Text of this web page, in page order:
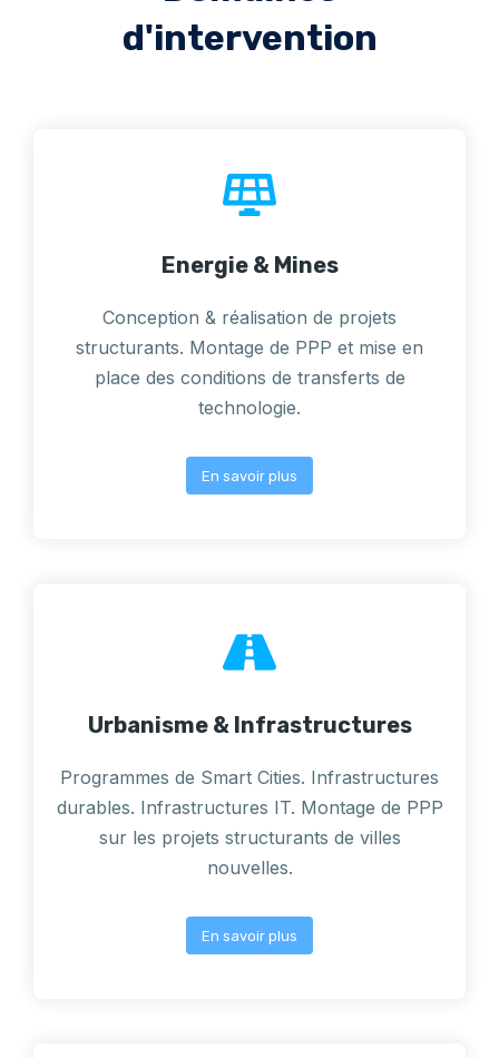
d'intervention
Energie & Mines
Conception & réalisation de projets
structurants. Montage de PPP et mise en
place des conditions de transferts de
technologie.
En savoir plus
Urbanisme & Infrastructures
Programmes de Smart Cities. Infrastructures
durables. Infrastructures IT. Montage de PPP
sur les projets structurants de villes
nouvelles.
En savoir plus